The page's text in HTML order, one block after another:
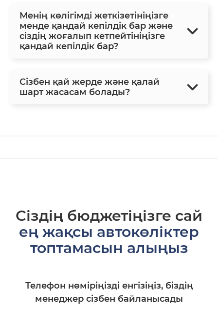
Менің көлігімді жеткізетініңізге
менде қандай кепілдік бар және
сіздің жоғалып кетпейтініңізге
қандай кепілдік бар?
Сізбен қай жерде және қалай
шарт жасасам болады?
Сіздің бюджетіңізге сай
ең жақсы автокөліктер
топтамасын алыңыз
Телефон нөміріңізді енгізіңіз, біздің
менеджер сізбен байланысады